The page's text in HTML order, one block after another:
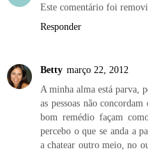
Este comentário foi
Responder
Betty março 22, 2012
A minha alma está parva,
as pessoas não
bom remédio façam
percebo o que se anda a
a chatear outro meio, no